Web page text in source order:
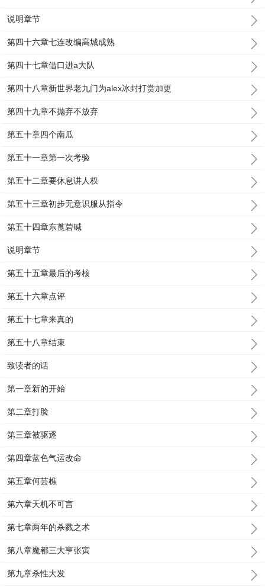
说明章节
第四十六章七连改编高城成熟
第四十七章借口进a大队
第四十八章新世界老九门为alex冰封打赏加更
第四十九章不抛弃不放弃
第五十章四个南瓜
第五十一章第一次考验
第五十二章要休息讲人权
第五十三章初步无意识服从指令
第五十四章东莨菪碱
说明章节
第五十五章最后的考核
第五十六章点评
第五十七章来真的
第五十八章结束
致读者的话
第一章新的开始
第二章打脸
第三章被驱逐
第四章蓝色气运改命
第五章何芸樵
第六章天机不可言
第七章两年的杀戮之术
第八章魔都三大亨张寅
第九章杀性大发